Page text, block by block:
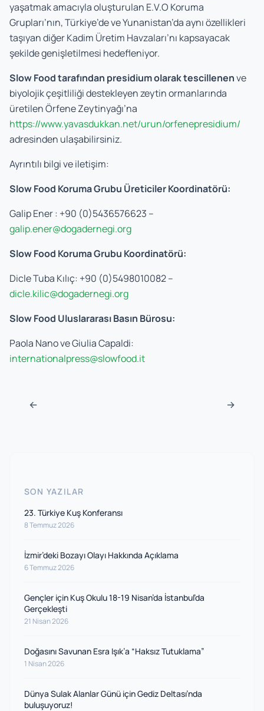
yaşatmak amacıyla oluşturulan E.V.O Koruma
Grupları’nın, Türkiye’de ve Yunanistan’da aynı özellikleri
taşıyan diğer Kadim Üretim Havzaları’nı kapsayacak
şekilde genişletilmesi hedefleniyor.
Slow Food tarafından presidium olarak tescillenenve
biyolojik çeşitliliği destekleyen zeytin ormanlarında
üretilen Örfene Zeytinyağı’na
https://www.yavasdukkan.net/urun/orfenepresidium/
adresinden ulaşabilirsiniz.
Ayrıntılı bilgi ve iletişim:
Slow Food Koruma Grubu Üreticiler Koordinatörü:
Galip Ener : +90 (0)5436576623 –
galip.ener@dogadernegi.org
Slow Food Koruma Grubu Koordinatörü:
Dicle Tuba Kılıç: +90 (0)5498010082 –
dicle.kilic@dogadernegi.org
Slow Food Uluslararası Basın Bürosu:
Paola Nano ve Giulia Capaldi:
internationalpress@slowfood.it
Navigasyon sonrası
← →
SON YAZILAR
23. Türkiye Kuş Konferansı
8 Temmuz 2026
İzmir’deki Bozayı Olayı Hakkında Açıklama
6 Temmuz 2026
Gençler için Kuş Okulu 18-19 Nisan’da İstanbul’da
Gerçekleşti
21 Nisan 2026
Doğasını Savunan Esra Işık’a “Haksız Tutuklama”
1 Nisan 2026
Dünya Sulak Alanlar Günü için Gediz Deltası’nda
buluşuyoruz!